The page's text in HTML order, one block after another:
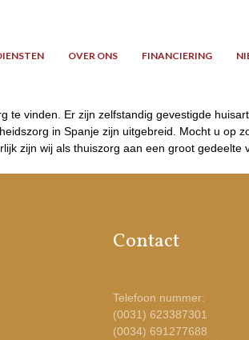
OVER ONS FINANCIERING
te vinden. Er zijn zelfstandig gevestigde
in Spanje zijn uitgebreid. Mocht u op
zijn wij als thuiszorg aan een groot gedeelte
Contact
Telefoon nummer:
(0031) 623387301
(0034) 691277688